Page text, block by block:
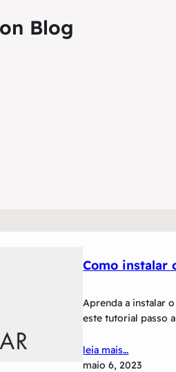
Blog
Como instalar
Aprenda a instalar
este tutorial passo
leia mais…
maio 6, 2023